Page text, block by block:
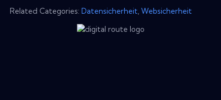
Related Categories: Datensicherheit Websicherheit